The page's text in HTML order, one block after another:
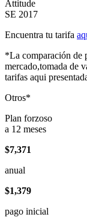
Attitude
SE 2017
Encuentra tu tarifa
*La comparación de
mercado,tomada de
tarifas aqui
Otros*
Plan forzoso
a 12 meses
$7,371
anual
$1,379
pago inicial